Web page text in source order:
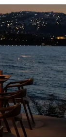
çeşitleri
katıyor.